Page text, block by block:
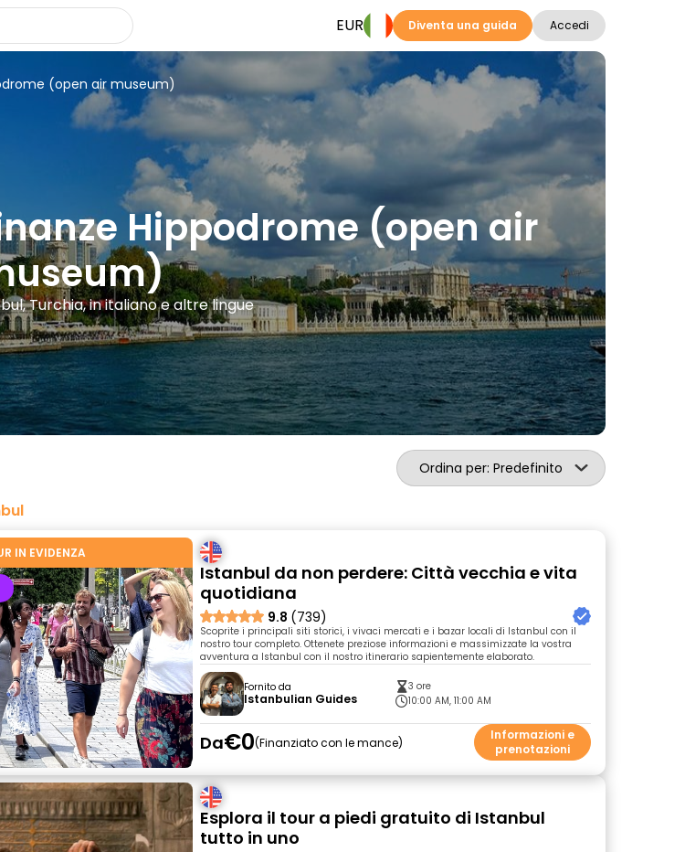
EUR Diventa una guida Accedi
(open air museum)
Hippodrome (open air
Turchia, in italiano e altre lingue
Ordina per: Predefinito
IN EVIDENZA
Istanbul da non perdere: Città vecchia e vita
quotidiana
9.8 (739)
Scoprite i principali siti storici, i vivaci mercati e i bazar locali di Istanbul con il
nostro tour completo. Ottenete preziose informazioni e massimizzate la vostra
avventura a Istanbul con il nostro itinerario sapientemente elaborato.
Fornito da
Istanbulian Guides
3 ore
10:00 AM, 11:00 AM
Da€0 Finanziato con le mance
Informazioni e
prenotazioni
Esplora il tour a piedi gratuito di Istanbul
tutto in uno